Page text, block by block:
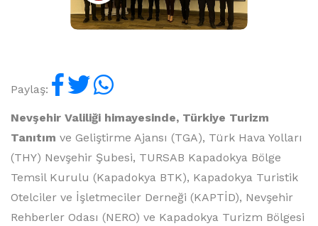
Paylaş:
Nevşehir Valiliği himayesinde, Türkiye Turizm
Tanıtım ve Geliştirme Ajansı (TGA), Türk Hava Yolları
(THY) Nevşehir Şubesi, TURSAB Kapadokya Bölge
Temsil Kurulu (Kapadokya BTK), Kapadokya Turistik
Otelciler ve İşletmeciler Derneği (KAPTİD), Nevşehir
Rehberler Odası (NERO) ve Kapadokya Turizm Bölgesi